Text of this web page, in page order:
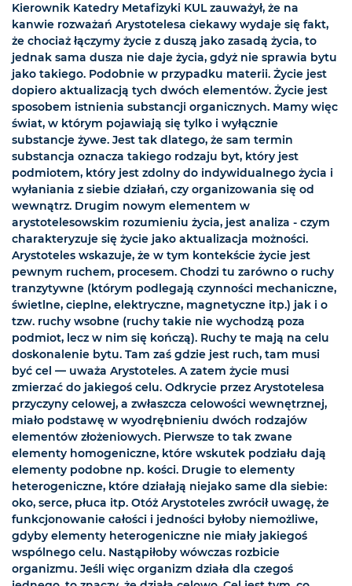
Kierownik Katedry Metafizyki KUL zauważył, że na
kanwie rozważań Arystotelesa ciekawy wydaje się fakt,
że chociaż łączymy życie z duszą jako zasadą życia, to
jednak sama dusza nie daje życia, gdyż nie sprawia bytu
jako takiego. Podobnie w przypadku materii. Życie jest
dopiero aktualizacją tych dwóch elementów. Życie jest
sposobem istnienia substancji organicznych. Mamy więc
świat, w którym pojawiają się tylko i wyłącznie
substancje żywe. Jest tak dlatego, że sam termin
substancja oznacza takiego rodzaju byt, który jest
podmiotem, który jest zdolny do indywidualnego życia i
wyłaniania z siebie działań, czy organizowania się od
wewnątrz. Drugim nowym elementem w
arystotelesowskim rozumieniu życia, jest analiza - czym
charakteryzuje się życie jako aktualizacja możności.
Arystoteles wskazuje, że w tym kontekście życie jest
pewnym ruchem, procesem. Chodzi tu zarówno o ruchy
tranzytywne (którym podlegają czynności mechaniczne,
świetlne, cieplne, elektryczne, magnetyczne itp.) jak i o
tzw. ruchy wsobne (ruchy takie nie wychodzą poza
podmiot, lecz w nim się kończą). Ruchy te mają na celu
doskonalenie bytu. Tam zaś gdzie jest ruch, tam musi
być cel — uważa Arystoteles. A zatem życie musi
zmierzać do jakiegoś celu. Odkrycie przez Arystotelesa
przyczyny celowej, a zwłaszcza celowości wewnętrznej,
miało podstawę w wyodrębnieniu dwóch rodzajów
elementów złożeniowych. Pierwsze to tak zwane
elementy homogeniczne, które wskutek podziału dają
elementy podobne np. kości. Drugie to elementy
heterogeniczne, które działają niejako same dla siebie:
oko, serce, płuca itp. Otóż Arystoteles zwrócił uwagę, że
funkcjonowanie całości i jedności byłoby niemożliwe,
gdyby elementy heterogeniczne nie miały jakiegoś
wspólnego celu. Nastąpiłoby wówczas rozbicie
organizmu. Jeśli więc organizm działa dla czegoś